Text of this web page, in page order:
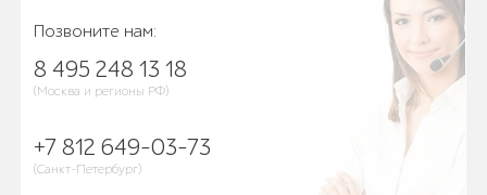
Позвоните нам:
8 495 248 13 18
(Москва и регионы РФ)
+7 812 649-03-73
(Санкт-Петербург)